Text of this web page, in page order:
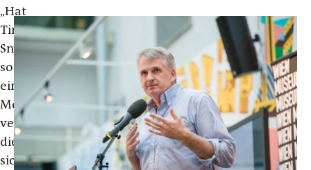
„Hat
Timothy
Snyder
somit
eine
Moralfibel
verfasst,
die
sich